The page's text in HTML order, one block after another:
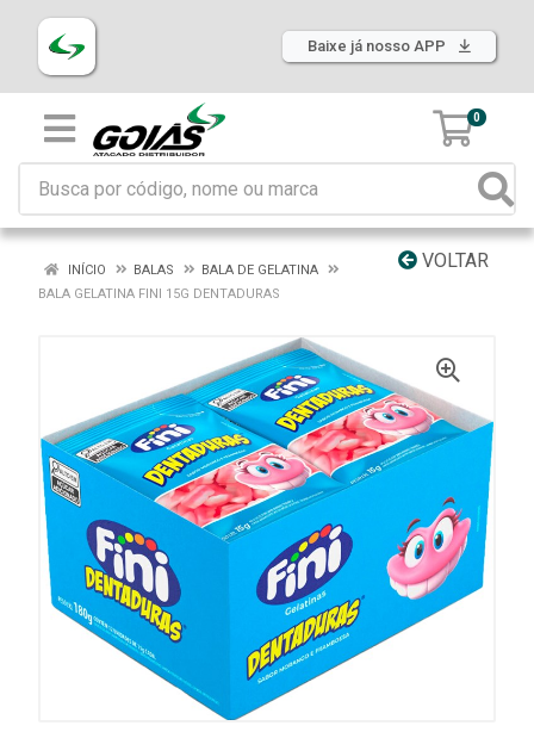
Baixe já nosso APP
0
VOLTAR
INÍCIO BALAS
BALA DE GELATINA
BALA GELATINA FINI 15G DENTADURAS